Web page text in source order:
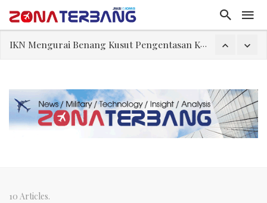
IKN Mengurai Benang Kusut Pengentasan Kemiskinan
IKN GarisBawahi Tiga Wajah Kemiskinan di Indonesia
Teguh Bela Prabowo soal Senjata Nuklir Iran, Situasi Hipotetikal “Game Theory”
10 Articles.